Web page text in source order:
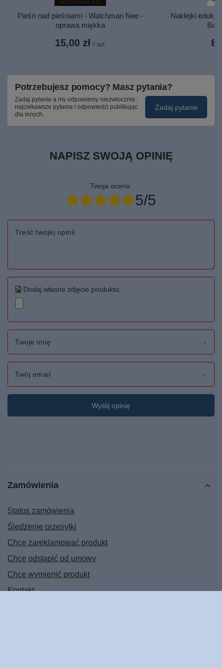
Pieśń nad pieśniami - Watchman Nee -
oprawa miękka
15,00 zł / szt.
Naklejki
Potrzebujesz pomocy? Masz pytania?
Zadaj pytanie a my odpowiemy niezwłocznie,
najciekawsze pytania i odpowiedzi publikując
dla innych.
Zadaj pytanie
NAPISZ SWOJĄ OPINIĘ
Twoja ocena:
5/5
Treść twojej opinii
Dodaj własne zdjęcie produktu:
Twoje imię
Twój email
Wyślij opinię
Zamówienia
Status zamówienia
Śledzenie przesyłki
Chcę zareklamować produkt
Chcę odstąpić od umowy
Chcę wymienić produkt
Kontakt